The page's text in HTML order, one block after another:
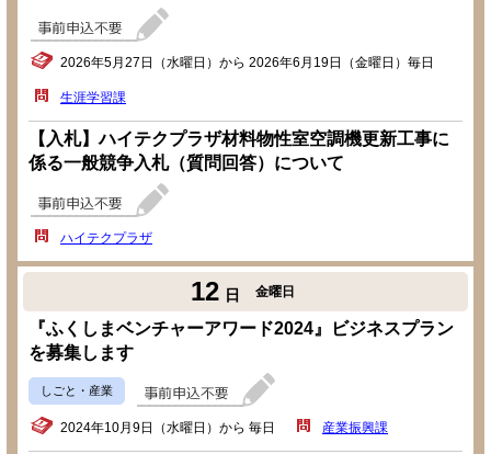
2026年5月27日（水曜日）から 2026年6月19日（金曜日）毎日
生涯学習課
【入札】ハイテクプラザ材料物性室空調機更新工事に
係る一般競争入札（質問回答）について
ハイテクプラザ
12 日 金曜日
『ふくしまベンチャーアワード2024』ビジネスプラン
を募集します
しごと・産業
2024年10月9日（水曜日）から 毎日 産業振興課